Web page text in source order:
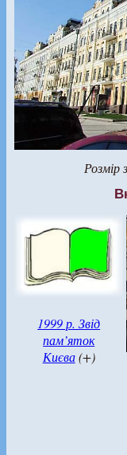
Розмір
1999 р. Звід
пам’яток
Києва(+)